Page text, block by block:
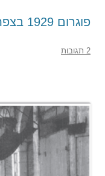
פוגרום 1929 בצפת "עולמנו חרב עלינו"
2 תגובות